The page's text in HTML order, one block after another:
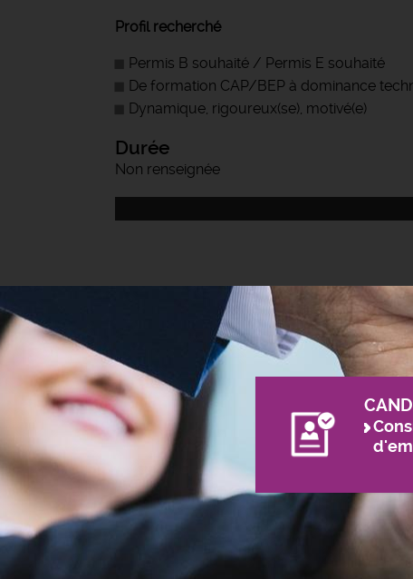
Profil recherché
Permis B souhaité / Permis E souhaité
De formation CAP/BEP à dominance
Dynamique, rigoureux(se), motivé(e)
Durée
Non renseignée